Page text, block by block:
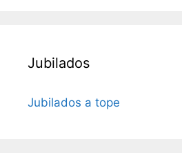
Jubilados
Jubilados a tope